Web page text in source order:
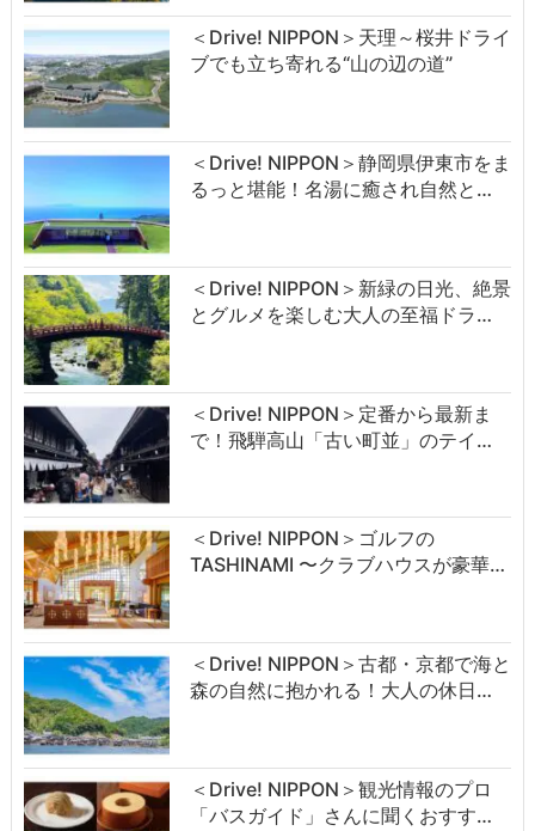
＜Drive! NIPPON＞天理～桜井ドライ
ブでも立ち寄れる“山の辺の道”
＜Drive! NIPPON＞静岡県伊東市をま
るっと堪能！名湯に癒され自然と…
＜Drive! NIPPON＞新緑の日光、絶景
とグルメを楽しむ大人の至福ドラ…
＜Drive! NIPPON＞定番から最新ま
で！飛騨高山「古い町並」のテイ…
＜Drive! NIPPON＞ゴルフの
TASHINAMI 〜クラブハウスが豪華…
＜Drive! NIPPON＞古都・京都で海と
森の自然に抱かれる！大人の休日…
＜Drive! NIPPON＞観光情報のプロ
「バスガイド」さんに聞くおすす…